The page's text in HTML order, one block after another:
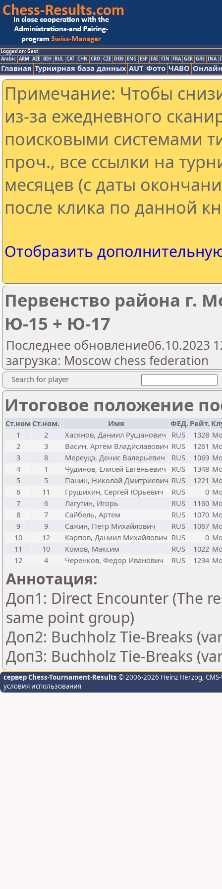
Logged on: Gast
Arabic ARM AZE BIH BUL CAT CHN CRO CZE DEN ENG ESP FAI FIN FRA GER GRE INA
Главная Турнирная база данных AUT Фото ЧАВО
Примечание: Чтобы
из-за ежедневного
поисковыми системами
проч., все ссылки на
месяцев (с даты
после клика по данной
Отобразить
Первенство района г.
Ю-15 + Ю-17
Последнее обновление06.10.2023
загрузка: Moscow chess federation
Search for player
Итоговое положение
Ст.ном Ст.ном. Имя ФЕД. Рейт.
1
2 Хасянов, Даниил Рушанович RUS 1328
2
3 Васин, Артём Владиславович RUS 1261
3
8 Мереуцэ, Денис Валерьевич RUS 1069
4
1 Чудинов, Елисей Евгеньевич RUS 1348
5
5 Панин, Николай Дмитриевич RUS 1221
6
11 Грушихин, Сергей Юрьевич RUS 0
7
6 Лагутин, Игорь RUS 1160
8
7 Сайбель, Артем RUS 1070
9
9 Сажин, Петр Михайлович RUS 1067
10
12 Карпов, Даниил Михайлович RUS 0
11
10 Комов, Максим RUS 1022
12
4 Черенков, Федор Иванович RUS 1234
Аннотация:
Доп1: Direct Encounter (The
same point group)
Доп2: Buchholz Tie-Breaks
Доп3: Buchholz Tie-Breaks
сервер Chess-Tournament-Results © 2006-2026 Heinz Herzog,
условия использования